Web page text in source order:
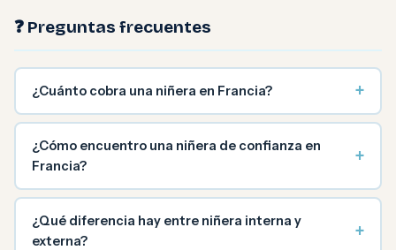
❓ Preguntas frecuentes
¿Cuánto cobra una niñera en Francia? +
¿Cómo encuentro una niñera de confianza en
Francia?
+
¿Qué diferencia hay entre niñera interna y
externa?
+